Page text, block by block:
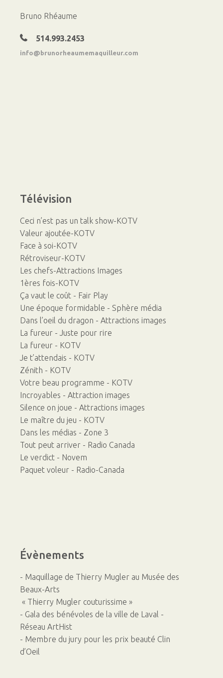
Bruno Rhéaume
514.993.2453
info@brunorheaumemaquilleur.com
Télévision
Ceci n’est pas un talk show-KOTV
Valeur ajoutée-KOTV
Face à soi-KOTV
Rétroviseur-KOTV
Les chefs-Attractions Images
1ères fois-KOTV
Ça vaut le coût - Fair Play
Une époque formidable - Sphère média
Dans l’oeil du dragon - Attractions images
La fureur - Juste pour rire
La fureur - KOTV
Je t’attendais - KOTV
Zénith - KOTV
Votre beau programme - KOTV
Incroyables - Attraction images
Silence on joue - Attractions images
Le maître du jeu - KOTV
Dans les médias - Zone 3
Tout peut arriver - Radio Canada
Le verdict - Novem
Paquet voleur - Radio-Canada
Évènements
- Maquillage de Thierry Mugler au Musée des
Beaux-Arts
« Thierry Mugler couturissime »
- Gala des bénévoles de la ville de Laval -
Réseau ArtHist
- Membre du jury pour les prix beauté Clin
d’Oeil